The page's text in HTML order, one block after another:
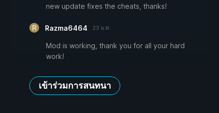
new update fixes the cheats, thanks!
Razma6464 23 ม.ค.
Mod is working, thank you for all your hard
work!
เข้าร่วมการสนทนา